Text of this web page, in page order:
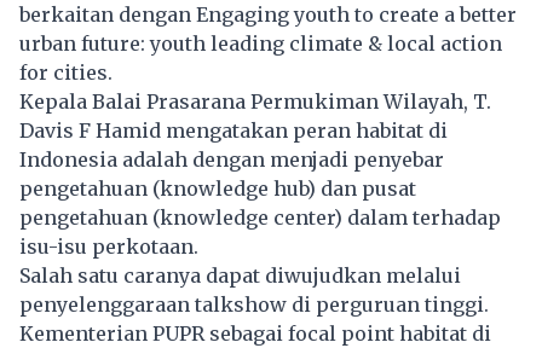
berkaitan dengan Engaging youth to create a better
urban future: youth leading climate & local action
for cities.
Kepala Balai Prasarana Permukiman Wilayah, T.
Davis F Hamid mengatakan peran habitat di
Indonesia adalah dengan menjadi penyebar
pengetahuan (knowledge hub) dan pusat
pengetahuan (knowledge center) dalam terhadap
isu-isu perkotaan.
Salah satu caranya dapat diwujudkan melalui
penyelenggaraan talkshow di perguruan tinggi.
Kementerian PUPR sebagai focal point habitat di